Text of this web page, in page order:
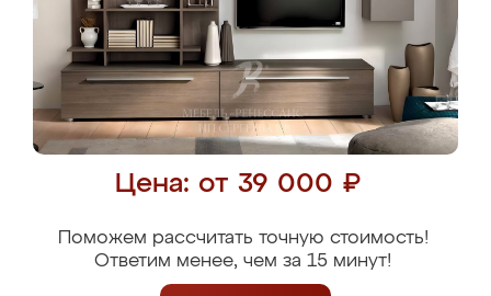
Цена: от 39 000 ₽
Поможем рассчитать точную стоимость!
Ответим менее, чем за 15 минут!